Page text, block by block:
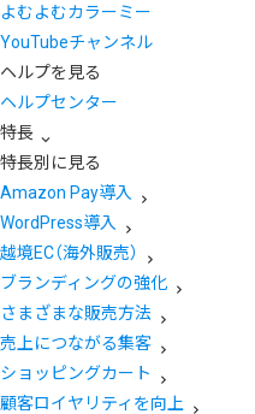
よむよむカラーミー
YouTubeチャンネル
ヘルプを見る
ヘルプセンター
特長
特長別に見る
Amazon Pay導入
WordPress導入
越境EC（海外販売）
ブランディングの強化
さまざまな販売方法
売上につながる集客
ショッピングカート
顧客ロイヤリティを向上